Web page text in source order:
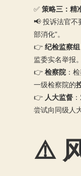
✅ 策略三：精
📢 投诉法官不
部消化”。
👉 纪检监察组
监委实名举报。
👉 检察院：
一级检察院的
👉 人大监督
尝试向同级人
⚠️